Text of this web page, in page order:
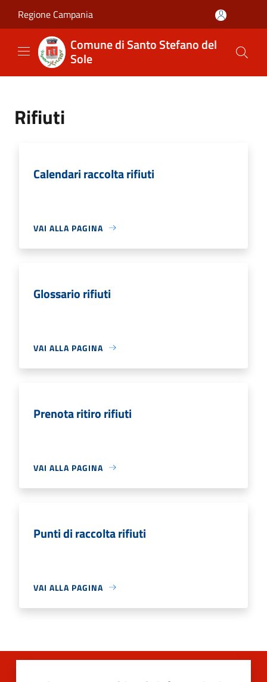
Regione Campania
Comune di Santo Stefano del
Sole
Rifiuti
Calendari raccolta rifiuti
VAI ALLA PAGINA
Glossario rifiuti
VAI ALLA PAGINA
Prenota ritiro rifiuti
VAI ALLA PAGINA
Punti di raccolta rifiuti
VAI ALLA PAGINA